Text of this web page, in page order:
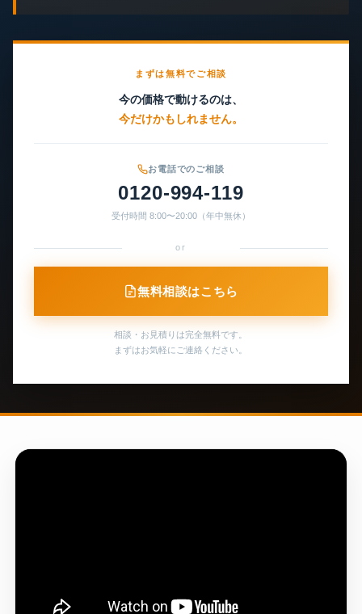
まずは無料でご相談
今の価格で動けるのは、
今だけかもしれません。
お電話でのご相談
0120-994-119
受付時間 8:00〜20:00（年中無休）
or
無料相談はこちら
相談・お見積りは完全無料です。
まずはお気軽にご連絡ください。